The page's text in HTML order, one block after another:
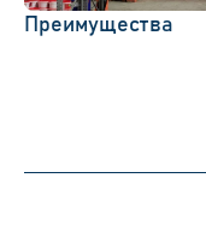
Преимущества